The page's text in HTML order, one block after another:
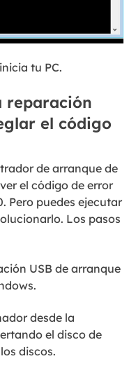
tu PC.
reparación
el código
de arranque de
el código de error
Pero puedes ejecutar
Los pasos
USB de arranque
desde la
el disco de
discos.